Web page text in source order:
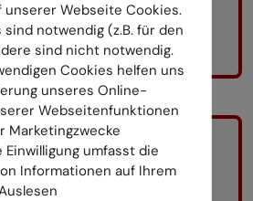
Zudem
und schwindelfrei.
unserer Webseite Cookies.
sind notwendig (z.B. für den
sind nicht notwendig.
Cookies helfen uns
unseres Online-
Webseitenfunktionen
Marketingzwecke
Einwilligung umfasst die
Informationen auf Ihrem